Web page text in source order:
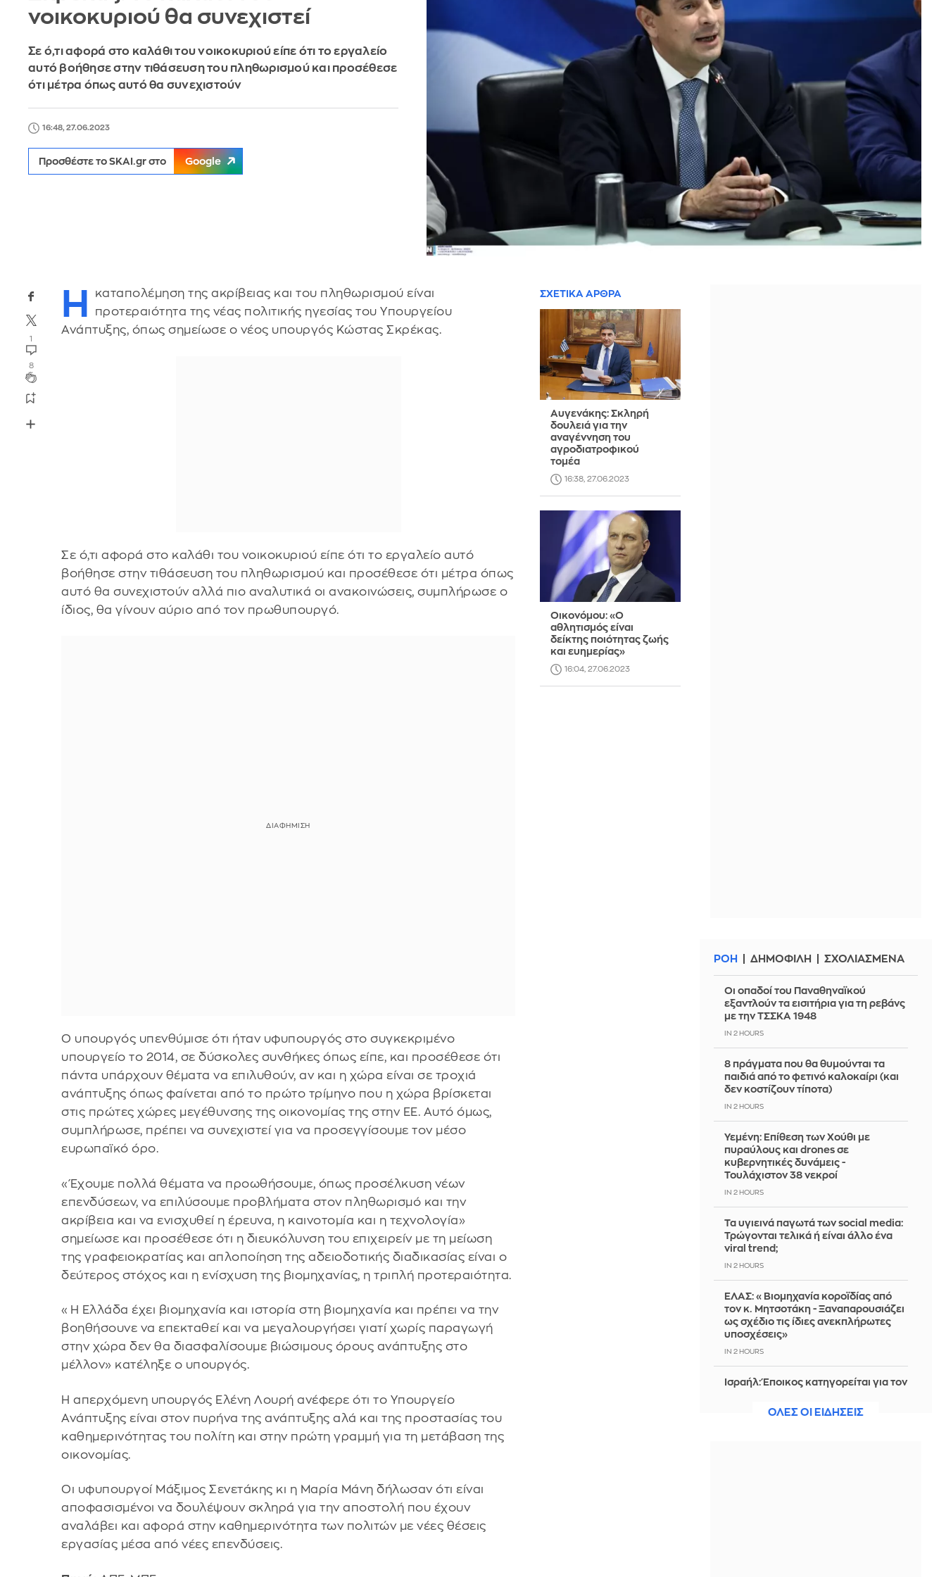
νοικοκυριού θα συνεχιστεί
Σε ό,τι αφορά στο καλάθι του νοικοκυριού είπε ότι το εργαλείο
αυτό βοήθησε στην τιθάσευση του πληθωρισμού και προσέθεσε
ότι μέτρα όπως αυτό θα συνεχιστούν
16:48, 27.06.2023
Προσθέστε το SKAI.gr στο Google
1
8
Η
καταπολέμηση της ακρίβειας και του πληθωρισμού είναι
προτεραιότητα της νέας πολιτικής ηγεσίας του Υπουργείου
Ανάπτυξης, όπως σημείωσε ο νέος υπουργός Κώστας Σκρέκας.
Σε ό,τι αφορά στο καλάθι του νοικοκυριού είπε ότι το εργαλείο αυτό
βοήθησε στην τιθάσευση του πληθωρισμού και προσέθεσε ότι μέτρα όπως
αυτό θα συνεχιστούν αλλά πιο αναλυτικά οι ανακοινώσεις, συμπλήρωσε ο
ίδιος, θα γίνουν αύριο από τον πρωθυπουργό.
Ο υπουργός υπενθύμισε ότι ήταν υφυπουργός στο συγκεκριμένο
υπουργείο το 2014, σε δύσκολες συνθήκες όπως είπε, και προσέθεσε ότι
πάντα υπάρχουν θέματα να επιλυθούν, αν και η χώρα είναι σε τροχιά
ανάπτυξης όπως φαίνεται από το πρώτο τρίμηνο που η χώρα βρίσκεται
στις πρώτες χώρες μεγέθυνσης της οικονομίας της στην ΕΕ. Αυτό όμως,
συμπλήρωσε, πρέπει να συνεχιστεί για να προσεγγίσουμε τον μέσο
ευρωπαϊκό όρο.
«Έχουμε πολλά θέματα να προωθήσουμε, όπως προσέλκυση νέων
επενδύσεων, να επιλύσουμε προβλήματα στον πληθωρισμό και την
ακρίβεια και να ενισχυθεί η έρευνα, η καινοτομία και η τεχνολογία»
σημείωσε και προσέθεσε ότι η διευκόλυνση του επιχειρείν με τη μείωση
της γραφειοκρατίας και απλοποίηση της αδειοδοτικής διαδικασίας είναι ο
δεύτερος στόχος και η ενίσχυση της βιομηχανίας, η τριπλή προτεραιότητα.
«Η Ελλάδα έχει βιομηχανία και ιστορία στη βιομηχανία και πρέπει να την
βοηθήσουνε να επεκταθεί και να μεγαλουργήσει γιατί χωρίς παραγωγή
στην χώρα δεν θα διασφαλίσουμε βιώσιμους όρους ανάπτυξης στο
μέλλον» κατέληξε ο υπουργός.
Η απερχόμενη υπουργός Ελένη Λουρή ανέφερε ότι το Υπουργείο
Ανάπτυξης είναι στον πυρήνα της ανάπτυξης αλά και της προστασίας του
καθημερινότητας του πολίτη και στην πρώτη γραμμή για τη μετάβαση της
οικονομίας.
Οι υφυπουργοί Μάξιμος Σενετάκης κι η Μαρία Μάνη δήλωσαν ότι είναι
αποφασισμένοι να δουλέψουν σκληρά για την αποστολή που έχουν
αναλάβει και αφορά στην καθημερινότητα των πολιτών με νέες θέσεις
εργασίας μέσα από νέες επενδύσεις.
ΣΧΕΤΙΚΑ ΑΡΘΡΑ
Αυγενάκης: Σκληρή
δουλειά για την
αναγέννηση του
αγροδιατροφικού
τομέα
16:38, 27.06.2023
Οικονόμου: «Ο
αθλητισμός είναι
δείκτης ποιότητας ζωής
και ευημερίας»
16:04, 27.06.2023
ΡΟΗ ΔΗΜΟΦΙΛΗ ΣΧΟΛΙΑΣΜΕΝΑ
Οι οπαδοί του Παναθηναϊκού
εξαντλούν τα εισιτήρια για τη ρεβάνς
με την ΤΣΣΚΑ 1948
IN 2 HOURS
8 πράγματα που θα θυμούνται τα
παιδιά από το φετινό καλοκαίρι (και
δεν κοστίζουν τίποτα)
IN 2 HOURS
Υεμένη: Επίθεση των Χούθι με
πυραύλους και drones σε
κυβερνητικές δυνάμεις -
Τουλάχιστον 38 νεκροί
IN 2 HOURS
Τα υγιεινά παγωτά των social media:
Τρώγονται τελικά ή είναι άλλο ένα
viral trend;
IN 2 HOURS
ΕΛΑΣ: «Βιομηχανία κοροϊδίας από
τον κ. Μητσοτάκη - Ξαναπαρουσιάζει
ως σχέδιο τις ίδιες ανεκπλήρωτες
υποσχέσεις»
IN 2 HOURS
Ισραήλ: Έποικος κατηγορείται για τον
κατεχόμενη Δυτική Όχθη
ΟΛΕΣ ΟΙ ΕΙΔΗΣΕΙΣ